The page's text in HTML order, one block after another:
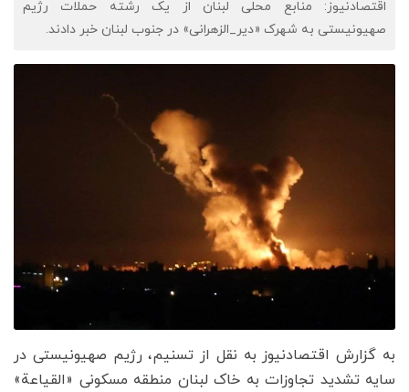
اقتصادنیوز: منابع محلی لبنان از یک رشته حملات رژیم
صهیونیستی به شهرک «دیر_الزهرانی» در جنوب لبنان خبر دادند.
به گزارش اقتصادنیوز به نقل از تسنیم، رژیم صهیونیستی در
سایه تشدید تجاوزات به خاک لبنان منطقه مسکونی «القیاعة»